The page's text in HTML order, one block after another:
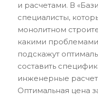
и расчетами. В
специалисты,
монолитном
какими
подскажут
составить
инженерные
Оптимальная цена